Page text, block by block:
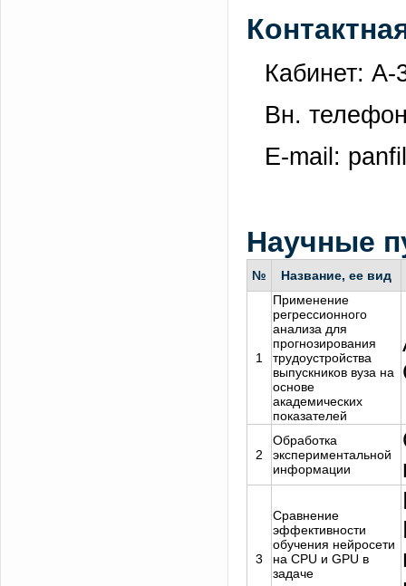
Кабинет: А-
Вн.
E-mail:
Научные
№ Название, ее вид
1
Применение
регрессионного
анализа для
прогнозирования
трудоустройства
выпускников вуза на
основе
академических
показателей
2
Обработка
экспериментальной
информации
3
Сравнение
эффективности
обучения нейросети
на CPU и GPU в
задаче